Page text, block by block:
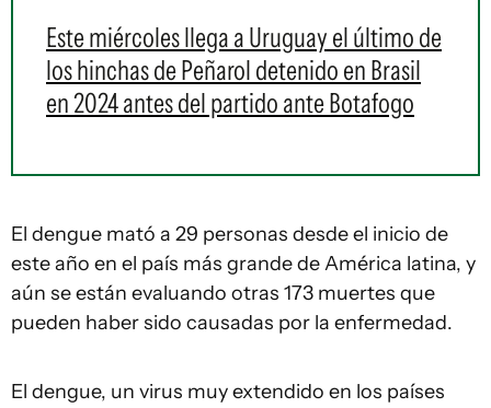
Este miércoles llega a Uruguay el último de
los hinchas de Peñarol detenido en Brasil
en 2024 antes del partido ante Botafogo
El dengue mató a 29 personas desde el inicio de
este año en el país más grande de América latina, y
aún se están evaluando otras 173 muertes que
pueden haber sido causadas por la enfermedad.
El dengue, un virus muy extendido en los países